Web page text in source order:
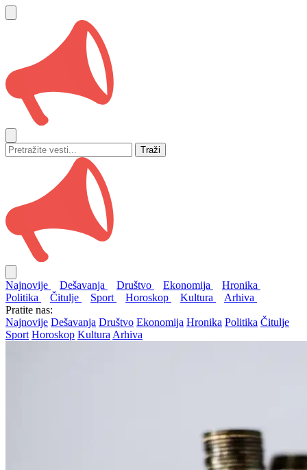
Traži
Najnovije Dešavanja Društvo Ekonomija
Hronika
Politika
Čitulje Sport Horoskop Kultura
Arhiva
Pratite nas:
Najnovije Dešavanja Društvo Ekonomija Hronika Politika Čitulje
Sport Horoskop Kultura Arhiva